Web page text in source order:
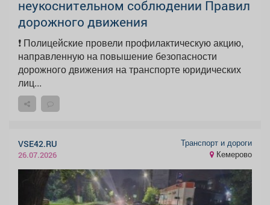
неукоснительном соблюдении Правил
дорожного движения
❗️ Полицейские провели профилактическую акцию,
направленную на повышение безопасности
дорожного движения на транспорте юридических
лиц...
VSE42.RU
26.07.2026
Транспорт и дороги
Кемерово